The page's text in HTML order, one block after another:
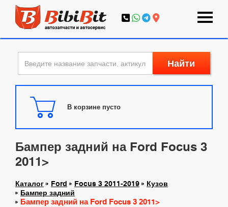
Найти
В корзине пусто
Бампер задний на Ford Focus 3
2011>
Каталог Ford Focus 3 2011-2019
Кузов
Бампер задний
Бампер задний на Ford Focus 3 2011>